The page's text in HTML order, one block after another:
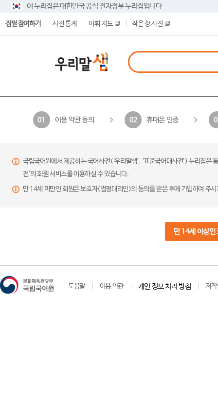
이 누리집은 대한민국 공식 전자정부 누리집입니다.
집필 참여하기 사전 통계 어휘 지도 작은 창 사전
01 이용 약관 동의 02 휴대폰 인증
국립국어원에서 제공하는 국어사전(‘우리말샘’, ‘표준국어대사전’) 누리집
전’의 회원 서비스를 이용하실 수 있습니다.
만 14세 미만인 회원은 보호자(법정대리인)의 동의를 받은 후에 가입하여 주
만 14세 이상인
도움말 이용 약관 개인 정보 처리 방침 저